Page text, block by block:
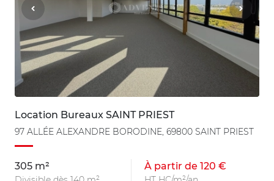
Location Bureaux SAINT PRIEST
97 ALLÉE ALEXANDRE BORODINE, 69800 SAINT PRIEST
305 m² À partir de 120 €